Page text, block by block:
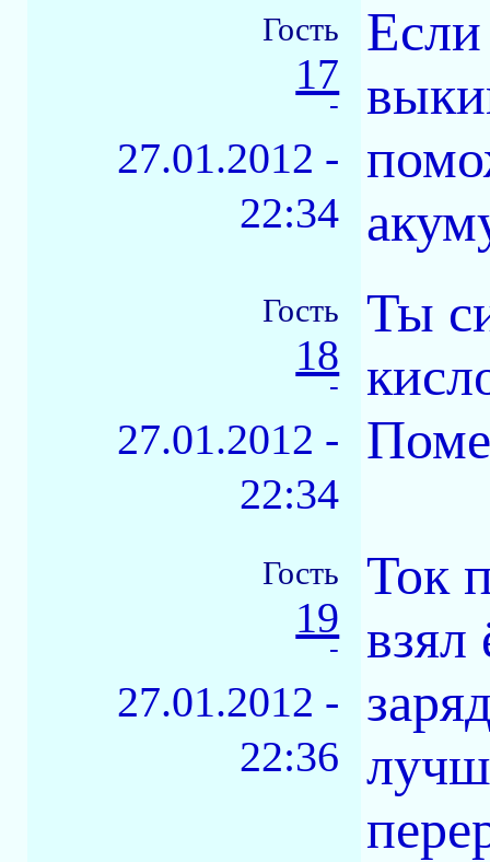
Гость
17
-
27.01.2012 -
22:34
Если
Гость
18
-
27.01.2012 -
22:34
Ты
Гость
19
-
27.01.2012 -
22:36
Ток